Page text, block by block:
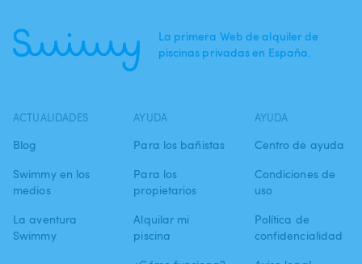
La primera Web de alquiler de
piscinas privadas en España.
ACTUALIDADES
Blog
Swimmy en los
medios
La aventura
Swimmy
AYUDA
Para los bañistas
Para los
propietarios
Alquilar mi
piscina
AYUDA
Centro de ayuda
Condiciones de
uso
Política de
confidencialidad